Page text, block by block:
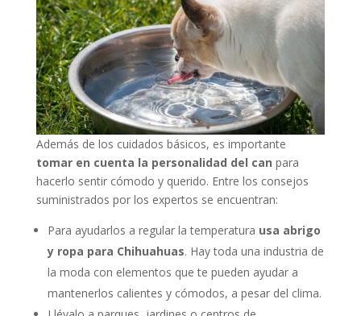
Además de los cuidados básicos, es importante
tomar en cuenta la personalidad del can para
hacerlo sentir cómodo y querido. Entre los consejos
suministrados por los expertos se encuentran:
Para ayudarlos a regular la temperatura usa abrigo
y ropa para Chihuahuas. Hay toda una industria de
la moda con elementos que te pueden ayudar a
mantenerlos calientes y cómodos, a pesar del clima.